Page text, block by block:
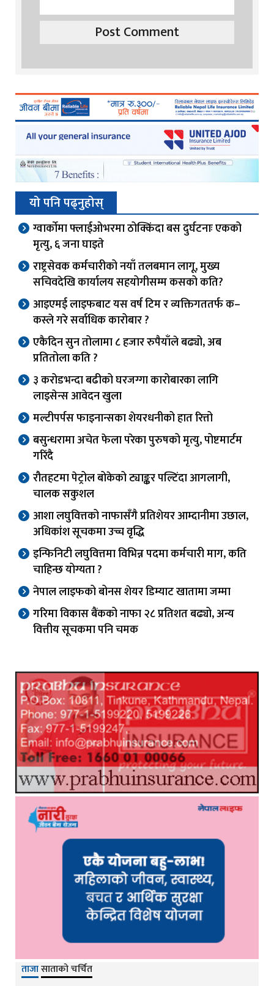
यो पनि पढ्नुहोस्
ग्वार्काेमा फ्लाईओभरमा ठोक्किंदा बस दुर्घटनाः एकको
मृत्यु, ६ जना घाइते
राष्ट्रसेवक कर्मचारीको नयाँ तलबमान लागू, मुख्य
सचिवदेखि कार्यालय सहयोगीसम्म कसको कति?
आइएमई लाइफबाट यस वर्ष टिम र व्यक्तिगततर्फ क–
कस्ले गरे सर्वाधिक कारोबार ?
एकैदिन सुन तोलामा ८ हजार रुपैयाँले बढ्यो, अब
प्रतितोला कति ?
३ करोडभन्दा बढीको घरजग्गा कारोबारका लागि
लाइसेन्स आवेदन खुला
मल्टीपर्पस फाइनान्सका शेयरधनीको हात रित्तो
बसुन्धरामा अचेत फेला परेका पुरुषको मृत्यु, पोष्टमार्टम
गरिंदै
रौतहटमा पेट्रोल बोकेको ट्याङ्कर पल्टिंदा आगलागी,
चालक सकुशल
आशा लघुवित्तको नाफासँगै प्रतिशेयर आम्दानीमा उछाल,
अधिकांश सूचकमा उच्च वृद्धि
इन्फिनिटी लघुवित्तमा विभिन्न पदमा कर्मचारी माग, कति
चाहिन्छ योग्यता ?
नेपाल लाइफको बोनस शेयर डिम्याट खातामा जम्मा
गरिमा विकास बैंकको नाफा २८ प्रतिशत बढ्यो, अन्य
वित्तीय सूचकमा पनि चमक
ताजासाताको चर्चित